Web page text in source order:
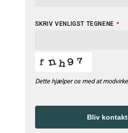
EMAIL *
SKRIV VENLIGST TEGNENE *
Dette hjælper os med at
Bliv